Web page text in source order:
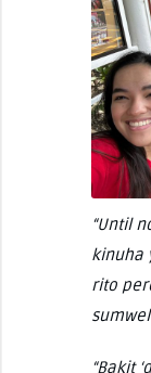
“Until
kinuha
rito
“Bakit